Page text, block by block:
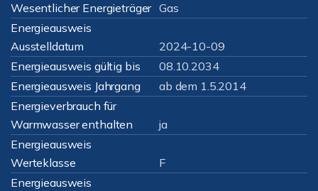
Wesentlicher Energieträger Gas
Energieausweis
Ausstelldatum
2024-10-09
Energieausweis gültig bis
08.10.2034
Energieausweis Jahrgang
ab dem 1.5.2014
Energieverbrauch für
Warmwasser enthalten
ja
Energieausweis
Werteklasse
F
Energieausweis